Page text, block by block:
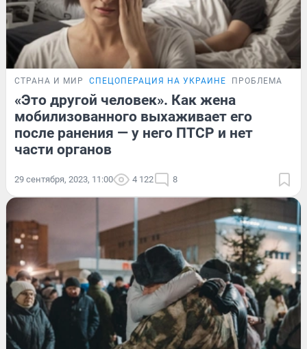
СТРАНА И МИР СПЕЦОПЕРАЦИЯ НА УКРАИНЕ ПРОБЛЕМА
«Это другой человек». Как жена
мобилизованного выхаживает его
после ранения — у него ПТСР и нет
части органов
29 сентября, 2023, 11:00 4 122 8